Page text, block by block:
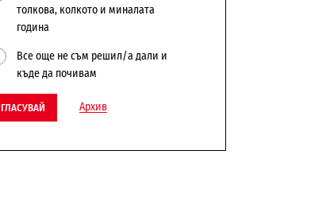
толкова, колкото и миналата
година
Все още не съм решил/а дали и
къде да почивам
ГЛАСУВАЙ Архив